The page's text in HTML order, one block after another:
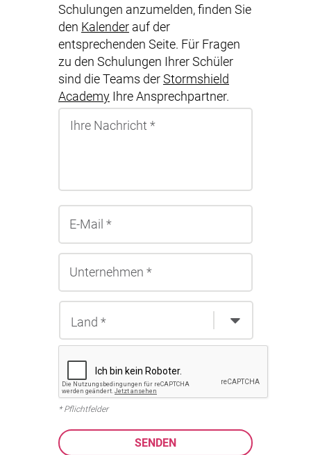
Schulungen anzumelden, finden Sie
den Kalender auf der
entsprechenden Seite. Für Fragen
zu den Schulungen Ihrer Schüler
sind die Teams der Stormshield
Academy Ihre Ansprechpartner.
* Pflichtfelder